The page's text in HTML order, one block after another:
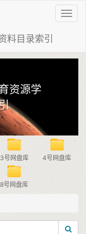
料目录索引
资源学
3号网盘库 4号网盘库
8号网盘库